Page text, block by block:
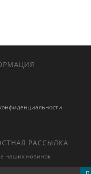
РАССЫЛКА
наших новинок